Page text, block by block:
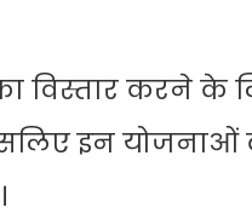
विस्तार करने के
इन योजनाओं